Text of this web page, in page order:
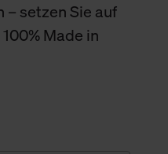
setzen Sie auf
Made in